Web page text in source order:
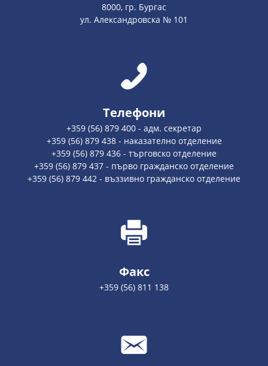
8000, гр. Бургас
ул. Александровска № 101
Телефони
+359 (56) 879 400 - адм. секретар
+359 (56) 879 438 - наказателно отделение
+359 (56) 879 436 - търговско отделение
+359 (56) 879 437 - първо гражданско отделение
+359 (56) 879 442 - въззивно гражданско отделение
Факс
+359 (56) 811 138